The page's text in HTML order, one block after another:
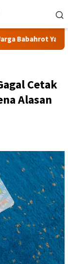
Yang Hilang
Cetak
Alasan